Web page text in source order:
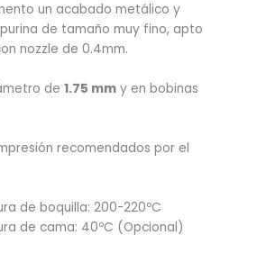
un acabado metálico y
de tamaño muy fino, apto
nozzle de 0.4mm.
de 1.75 mm y en bobinas
recomendados por el
de boquilla: 200-220ºC
de cama: 40ºC (Opcional)